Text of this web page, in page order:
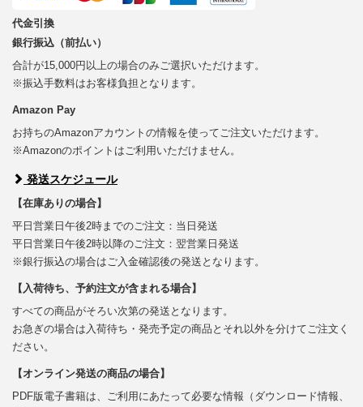
代金引換
銀行振込（前払い）
合計が15,000円以上の場合のみご選択いただけます。
※振込手数料はお客様負担となります。
Amazon Pay
お持ちのAmazonアカウントの情報を使ってご注文いただけます。
※Amazonのポイントはご利用いただけません。
発送スケジュール
【在庫ありの場合】
平日営業日午後2時までのご注文：当日発送
平日営業日午後2時以降のご注文：翌営業日発送
※銀行振込の場合はご入金確認後の発送となります。
【入荷待ち、予約注文が含まれる場合】
すべての商品がそろい次第の発送となります。
お急ぎの場合は入荷待ち・発売予定の商品とそれ以外を分けてご注文く
ださい。
【オンライン発送の商品の場合】
PDF版電子書籍は、ご利用にあたって必要な情報（ダウンロード情報、